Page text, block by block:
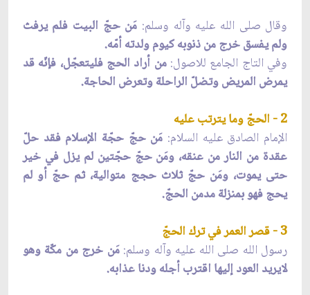
وقال صلى الله عليه وآله وسلم: مَن حجّ البيت فلم يرفث
ولم يفسق خرج من ذنوبه كيوم ولدته أمّه.
وفي التاج الجامع للاصول:من أراد الحج فليتعجّل، فإنّه قد
يمرض المريض وتضلّ الراحلة وتعرض الحاجة.
2 - الحجّ وما يترتب عليه
الإمام الصادق عليه السلام: مَن حجّ حجّة الإسلام فقد حلّ
عقدة من النار من عنقه، ومَن حجّ حجّتين لم يزل في خير
حتى يموت، ومَن حجّ ثلاث حجج متوالية، ثم حجّ أو لم
يحج فهو بمنزلة مدمن الحجّ.
3 - قصر العمر في ترك الحجّ
رسول الله صلى الله عليه وآله وسلم:مَن خرج من مكّة وهو
لايريد العود إليها اقترب أجله ودنا عذابه.